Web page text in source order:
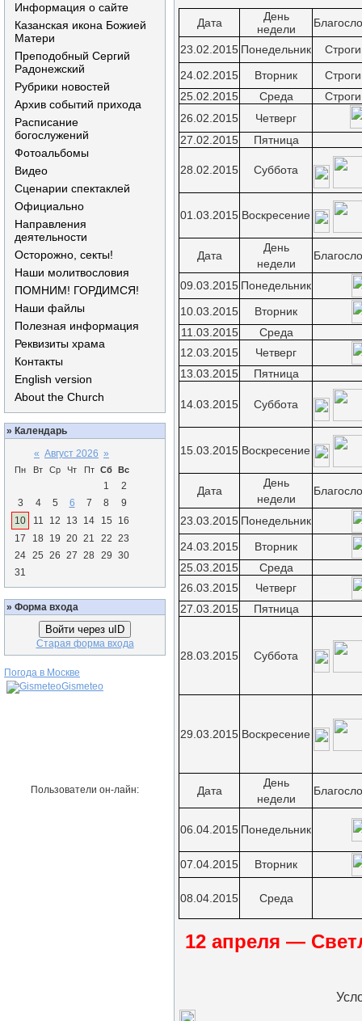
Информация о сайте
Казанская икона Божией
Матери
Преподобный Сергий
Радонежский
Рубрики новостей
Архив событий прихода
Расписание
богослужений
Фотоальбомы
Видео
Сценарии спектаклей
Официально
Направления
деятельности
Осторожно, секты!
Наши молитвословия
ПОМНИМ! ГОРДИМСЯ!
Наши файлы
Полезная информация
Реквизиты храма
Контакты
English version
About the Church
» Календарь
« Август 2026 »
Пн Вт Ср Чт Пт Сб Вс
1
2
3
4 5 6 7 8
9
10
11 12 13 14 15
16
17
18 19 20 21 22 23
24 25 26 27 28 29 30
31
» Форма входа
Войти через uID
Старая форма входа
Погода в Москве
Gismeteo
Пользователи он-лайн:
Дата
День
недели
23.02.2015 Понедельник
24.02.2015
Вторник
25.02.2015
Среда
26.02.2015
Четверг
27.02.2015
Пятница
28.02.2015 Суббота
01.03.2015 Воскресение
Дата
День
недели
09.03.2015 Понедельник
10.03.2015
Вторник
11.03.2015
Среда
12.03.2015
Четверг
13.03.2015
Пятница
14.03.2015 Суббота
15.03.2015 Воскресение
Дата
День
недели
23.03.2015 Понедельник
24.03.2015
Вторник
25.03.2015
Среда
26.03.2015
Четверг
27.03.2015
Пятница
28.03.2015 Суббота
29.03.2015 Воскресение
Дата
День
недели
06.04.2015 Понедельник
07.04.2015 Вторник
08.04.2015 Среда
12 апреля —